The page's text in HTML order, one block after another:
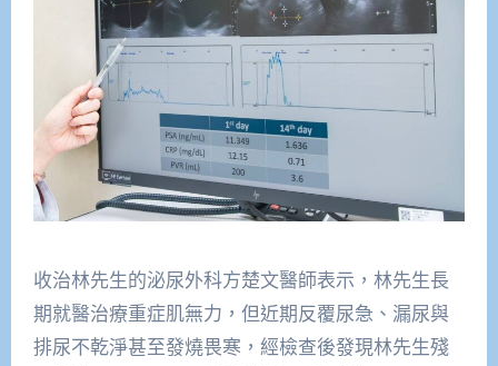
收治林先生的泌尿外科方楚文醫師表示，林先生長
期就醫治療重症肌無力，但近期反覆尿急、漏尿與
排尿不乾淨甚至發燒畏寒，經檢查後發現林先生殘